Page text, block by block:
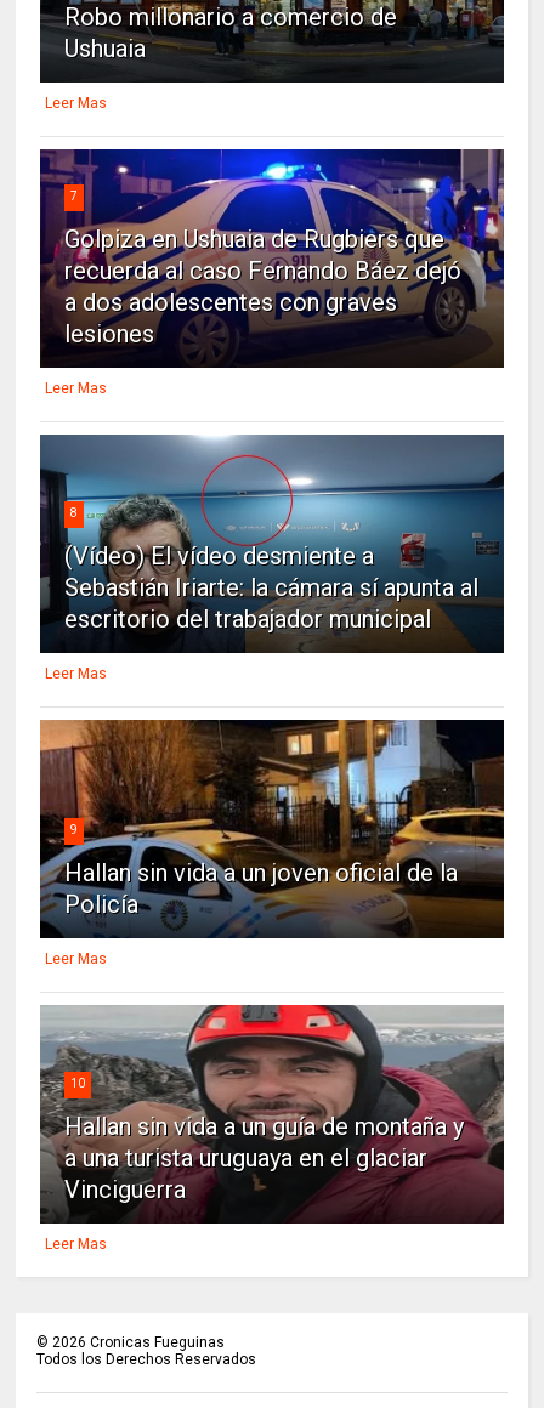
Robo millonario a comercio de
Ushuaia
Leer Mas
7
Golpiza en Ushuaia de Rugbiers que
recuerda al caso Fernando Báez dejó
a dos adolescentes con graves
lesiones
Leer Mas
8
(Vídeo) El vídeo desmiente a
Sebastián Iriarte: la cámara sí apunta al
escritorio del trabajador municipal
Leer Mas
9
Hallan sin vida a un joven oficial de la
Policía
Leer Mas
10
Hallan sin vida a un guía de montaña y
a una turista uruguaya en el glaciar
Vinciguerra
Leer Mas
© 2026 Cronicas Fueguinas
Todos los Derechos Reservados